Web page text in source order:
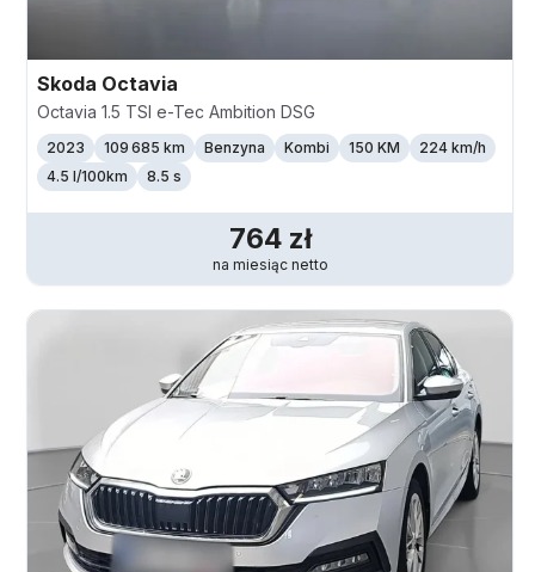
Skoda Octavia
Octavia 1.5 TSI e-Tec Ambition DSG
2023 109 685 km Benzyna Kombi 150 KM 224 km/h
4.5 l/100km
8.5 s
764 zł
na miesiąc netto